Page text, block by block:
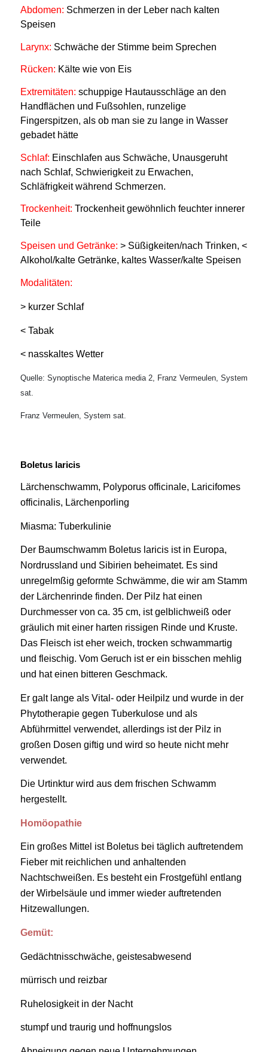
Abdomen: Schmerzen in der Leber nach kalten
Speisen
Larynx: Schwäche der Stimme beim Sprechen
Rücken: Kälte wie von Eis
Extremitäten: schuppige Hautausschläge an den
Handflächen und Fußsohlen, runzelige
Fingerspitzen, als ob man sie zu lange in Wasser
gebadet hätte
Schlaf: Einschlafen aus Schwäche, Unausgeruht
nach Schlaf, Schwierigkeit zu Erwachen,
Schläfrigkeit während Schmerzen.
Trockenheit: Trockenheit gewöhnlich feuchter innerer
Teile
Speisen und Getränke: > Süßigkeiten/nach Trinken, <
Alkohol/kalte Getränke, kaltes Wasser/kalte Speisen
Modalitäten:
> kurzer Schlaf
< Tabak
< nasskaltes Wetter
Quelle: Synoptische Materica media 2, Franz Vermeulen, System
sat.
Franz Vermeulen, System sat.
Boletus laricis
Lärchenschwamm, Polyporus officinale, Laricifomes
officinalis, Lärchenporling
Miasma: Tuberkulinie
Der Baumschwamm Boletus laricis ist in Europa,
Nordrussland und Sibirien beheimatet. Es sind
unregelmßig geformte Schwämme, die wir am Stamm
der Lärchenrinde finden. Der Pilz hat einen
Durchmesser von ca. 35 cm, ist gelblichweiß oder
gräulich mit einer harten rissigen Rinde und Kruste.
Das Fleisch ist eher weich, trocken schwammartig
und fleischig. Vom Geruch ist er ein bisschen mehlig
und hat einen bitteren Geschmack.
Er galt lange als Vital- oder Heilpilz und wurde in der
Phytotherapie gegen Tuberkulose und als
Abführmittel verwendet, allerdings ist der Pilz in
großen Dosen giftig und wird so heute nicht mehr
verwendet.
Die Urtinktur wird aus dem frischen Schwamm
hergestellt.
Homöopathie
Ein großes Mittel ist Boletus bei täglich auftretendem
Fieber mit reichlichen und anhaltenden
Nachtschweißen. Es besteht ein Frostgefühl entlang
der Wirbelsäule und immer wieder auftretenden
Hitzewallungen.
Gemüt:
Gedächtnisschwäche, geistesabwesend
mürrisch und reizbar
Ruhelosigkeit in der Nacht
stumpf und traurig und hoffnungslos